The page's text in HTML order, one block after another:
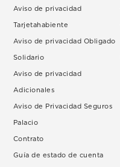
Aviso de privacidad
Tarjetahabiente
Aviso de privacidad Obligado
Solidario
Aviso de privacidad
Adicionales
Aviso de Privacidad Seguros
Palacio
Contrato
Guía de estado de cuenta